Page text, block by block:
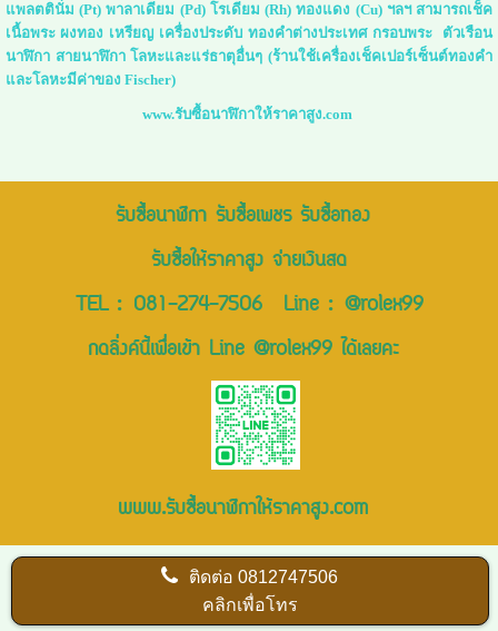
แพลตตินั่ม (Pt) พาลาเดียม (Pd) โรเดียม (Rh) ทองแดง (Cu) ฯลฯ สามารถเช็ค
เนื้อพระ ผงทอง เหรียญ เครื่องประดับ ทองคำต่างประเทศ กรอบพระ ตัวเรือน
นาฬิกา สายนาฬิกา โลหะและแร่ธาตุอื่นๆ (ร้านใช้เครื่องเช็คเปอร์เซ็นต์ทองคำ
และโลหะมีค่าของ Fischer)
www.รับซื้อนาฬิกาให้ราคาสูง.com
รับซื้อนาฬิกา รับซื้อเพชร รับซื้อทอง
รับซื้อให้ราคาสูง จ่ายเงินสด
TEL : 081-274-7506Line : @rolex99
กดลิ่งค์นี้เพื่อเข้า Line @rolex99 ได้เลยคะ
www.รับซื้อนาฬิกาให้ราคาสูง.com
ติดต่อ0812747506
คลิกเพื่อโทร